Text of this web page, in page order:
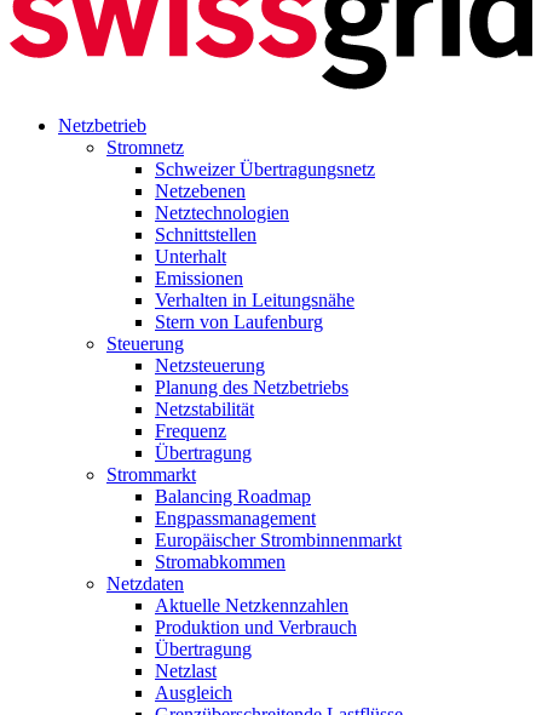
Netzbetrieb
Stromnetz
Schweizer Übertragungsnetz
Netzebenen
Netztechnologien
Schnittstellen
Unterhalt
Emissionen
Verhalten in Leitungsnähe
Stern von Laufenburg
Steuerung
Netzsteuerung
Planung des Netzbetriebs
Netzstabilität
Frequenz
Übertragung
Strommarkt
Balancing Roadmap
Engpassmanagement
Europäischer Strombinnenmarkt
Stromabkommen
Netzdaten
Aktuelle Netzkennzahlen
Produktion und Verbrauch
Übertragung
Netzlast
Ausgleich